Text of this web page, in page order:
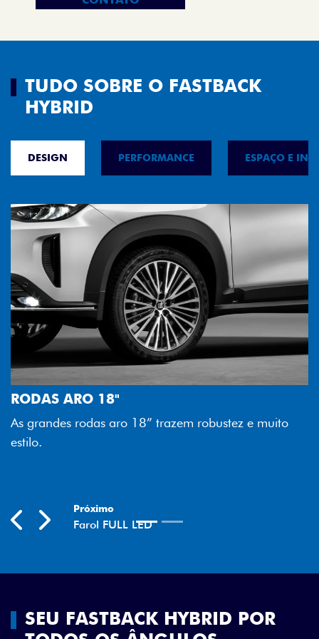
TUDO SOBRE O FASTBACK
HYBRID
DESIGN PERFORMANCE ESPAÇO E
18"
rodas aro 18” trazem robustez e muito
FAROL
Tecnologia
economia
SEU FASTBACK HYBRID POR